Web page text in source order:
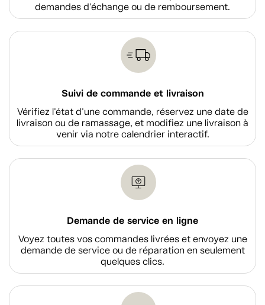
demandes d'échange ou de remboursement.
Suivi de commande et livraison
Vérifiez l'état d'une commande, réservez une date de
livraison ou de ramassage, et modifiez une livraison à
venir via notre calendrier interactif.
Demande de service en ligne
Voyez toutes vos commandes livrées et envoyez une
demande de service ou de réparation en seulement
quelques clics.